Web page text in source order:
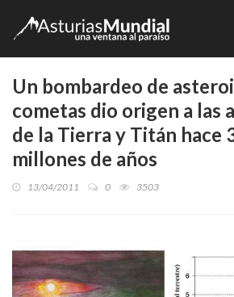
Un bombardeo de
cometas dio origen a las
de la Tierra y Titán hace
millones de años
13/04/2011 0 3503